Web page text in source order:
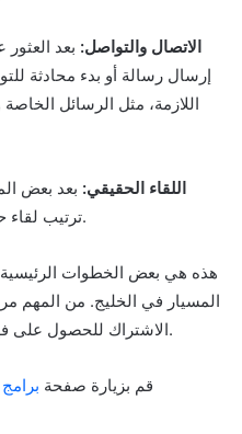
3. الاتصال والتواصل: بعد
إرسال رسالة أو بدء محادثة
اللازمة، مثل الرسائل
4. اللقاء الحقيقي: بعد بعض
ترتيب لقاء حقيقي لمزيد من التعارف والتواصل.
هذه هي بعض الخطوات الرئيسية
المسيار في الخليج. من المهم
الاشتراك للحصول على فهم كامل لعملية التسجيل والتواصل.
قم بزيارة صفحة